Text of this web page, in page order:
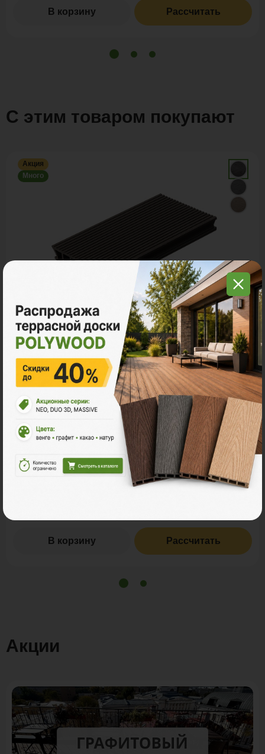
В корзину Рассчитать
С этим товаром покупают
Акция
Много
Террасная доска ДПК
POLYWOOD™ NEO
Ударная стойкость: Умеренная
Размер 3м 4м 6м
Ед. измерения м шт
Цена за пог. м.:406 ₽
0.47м2
В корзину Рассчитать
Акции